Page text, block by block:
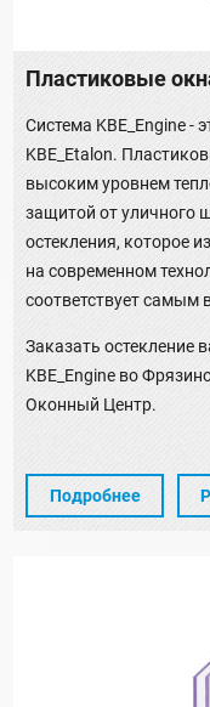
Пластиковые
Система KBE_Engine -
KBE_Etalon.
высоким уровнем
защитой от уличного
остекления, которое
на современном
соответствует самым
Заказать
KBE_Engine во
Оконный Центр.
Подробнее